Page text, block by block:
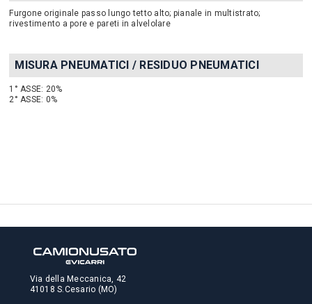
Furgone originale passo lungo tetto alto; pianale in multistrato;
rivestimento a pore e pareti in alvelolare
MISURA PNEUMATICI / RESIDUO PNEUMATICI
1° ASSE: 20%
2° ASSE: 0%
Via della Meccanica, 42
41018 S.Cesario (MO)